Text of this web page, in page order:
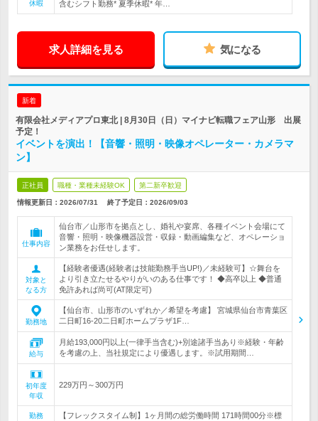
休暇
含むシフト勤務* 夏季休暇* 年…
求人詳細を見る 気になる
新着
有限会社メディアプロ東北 | 8月30日（日）マイナビ転職フェア山形 出展
予定！
イベントを演出！【音響・照明・映像オペレーター・カメラマ
ン】
正社員 職種・業種未経験OK 第二新卒歓迎
情報更新日：2026/07/31 終了予定日： 2026/09/03
仕事内容
仙台市／山形市を拠点とし、婚礼や宴席、各種イベント会場にて
音響・照明・映像機器設営・収録・動画編集など、オペレーショ
ン業務をお任せします。
対象と
なる方
【経験者優遇(経験者は技能勤務手当UP!)／未経験可】☆舞台を
より引き立たせるやりがいのある仕事です！ ◆高卒以上 ◆普通
免許あれば尚可(AT限定可)
勤務地
【仙台市、山形市のいずれか／希望を考慮】 宮城県仙台市青葉区
二日町16-20二日町ホームプラザ1F…
給与
月給193,000円以上(一律手当含む)+別途諸手当あり※経験・年齢
を考慮の上、当社規定により優遇します。※試用期間…
初年度
年収
229万円～300万円
勤務
【フレックスタイム制】1ヶ月間の総労働時間 171時間00分※標